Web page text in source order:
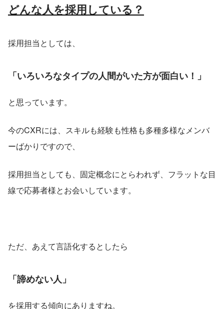
どんな人を採用している？
採用担当としては、
「いろいろなタイプの人間がいた方が面白い！」
と思っています。
今のCXRには、スキルも経験も性格も多種多様なメンバ
ーばかりですので、
採用担当としても、固定概念にとらわれず、フラットな目
線で応募者様とお会いしています。
ただ、あえて言語化するとしたら
「諦めない人」
を採用する傾向にありますね。